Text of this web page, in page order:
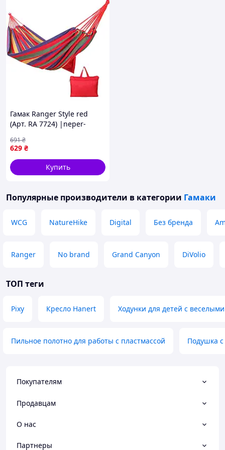
Гамак Ranger Style red
(Арт. RA 7724) |neper-
629 ₴
691₴
Купить
Популярные производители в категории Гамаки
WCG NatureHike Digital Без бренда
Ranger No brand Grand Canyon DiVolio
ТОП теги
Pixy Кресло Hanert Ходунки для детей с
Пильное полотно для работы с пластмассой Подушка
Покупателям
Продавцам
О нас
Партнеры